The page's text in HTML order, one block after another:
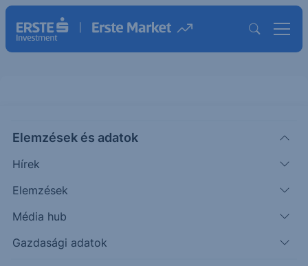
Elemzések és adatok
Hírek
Elemzések
Média hub
Gazdasági adatok
Még tart a tetőépítés: S&P500 -